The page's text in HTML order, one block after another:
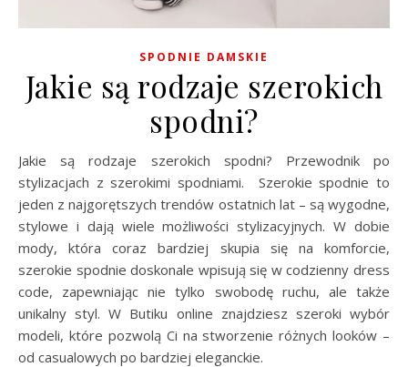
SPODNIE DAMSKIE
Jakie są rodzaje szerokich
spodni?
Jakie są rodzaje szerokich spodni? Przewodnik po
stylizacjach z szerokimi spodniami. Szerokie spodnie to
jeden z najgorętszych trendów ostatnich lat – są wygodne,
stylowe i dają wiele możliwości stylizacyjnych. W dobie
mody, która coraz bardziej skupia się na komforcie,
szerokie spodnie doskonale wpisują się w codzienny dress
code, zapewniając nie tylko swobodę ruchu, ale także
unikalny styl. W Butiku online znajdziesz szeroki wybór
modeli, które pozwolą Ci na stworzenie różnych looków –
od casualowych po bardziej eleganckie.